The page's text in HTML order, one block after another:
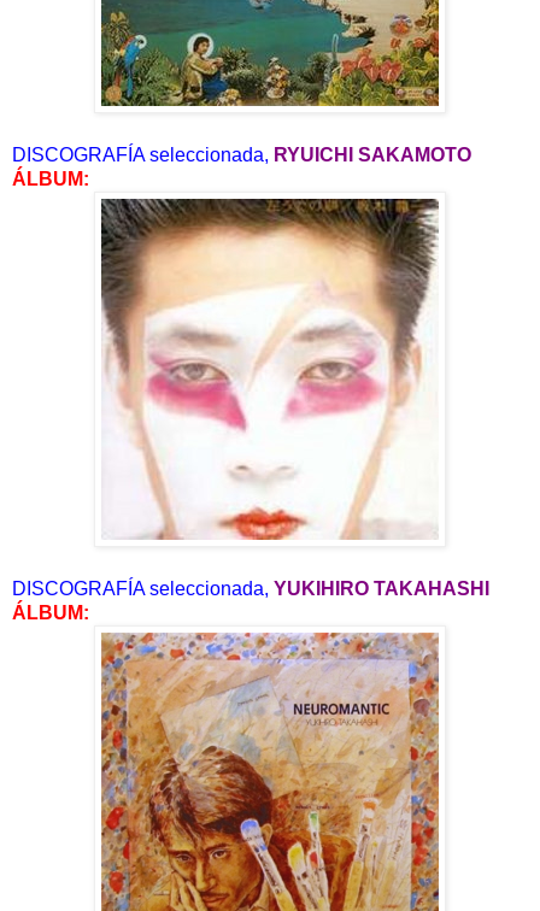
DISCOGRAFÍA seleccionada, RYUICHI SAKAMOTO
ÁLBUM:
DISCOGRAFÍA seleccionada, YUKIHIRO TAKAHASHI
ÁLBUM: